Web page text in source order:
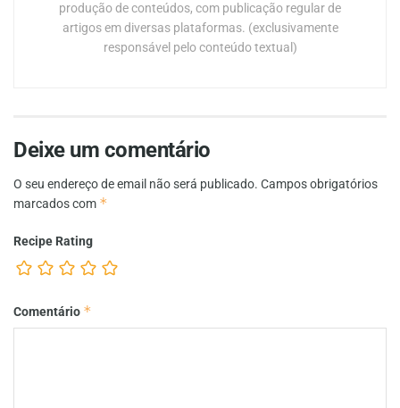
produção de conteúdos, com publicação regular de
artigos em diversas plataformas. (exclusivamente
responsável pelo conteúdo textual)
Deixe um comentário
O seu endereço de email não será publicado. Campos obrigatórios
marcados com *
Recipe Rating
Comentário *